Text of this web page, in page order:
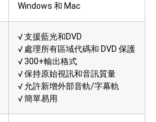
Windows 和 Mac
√ 支援藍光和DVD
√ 處理所有區域代碼和 DVD 保護
√ 300+輸出格式
√ 保持原始視訊和音訊質量
√ 允許新增外部音軌/字幕軌
√ 簡單易用